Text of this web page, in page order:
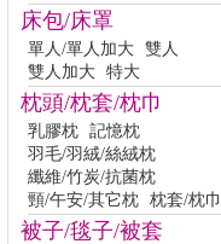
床包/床罩
單人/單人加大 雙人
雙人加大 特大
枕頭/枕套/枕巾
乳膠枕 記憶枕
羽毛/羽絨/絲絨枕
纖維/竹炭/抗菌枕
頸/午安/其它枕 枕套/枕巾
被子/毯子/被套